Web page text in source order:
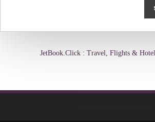
JetBook.Click : Travel, Flights &